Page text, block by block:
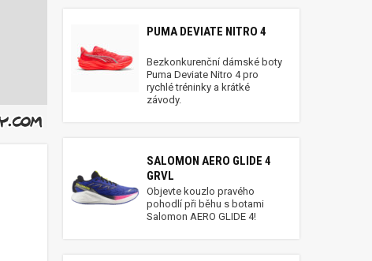
PUMA DEVIATE NITRO 4
Bezkonkurenční dámské boty
Puma Deviate Nitro 4 pro
rychlé tréninky a krátké
závody.
SALOMON AERO GLIDE 4
GRVL
Objevte kouzlo pravého
pohodlí při běhu s botami
Salomon AERO GLIDE 4!